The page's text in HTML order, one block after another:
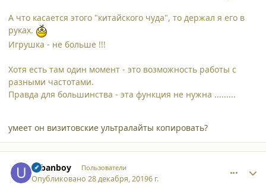
А что касается этого "китайского чуда", то держал я его в
руках.
Игрушка - не больше !!!
Хотя есть там один момент - это возможность работы с
разными частотами.
Правда для большинства - эта функция не нужна .........
умеет он визитовские ультралайты копировать?
urbanboy Пользователи
Опубликовано28 декабря, 20196 г.